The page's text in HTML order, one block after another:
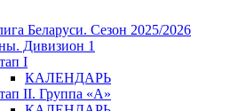
Беларуси. Сезон 2025/2026
Дивизион 1
I
КАЛЕНДАРЬ
II. Группа «А»